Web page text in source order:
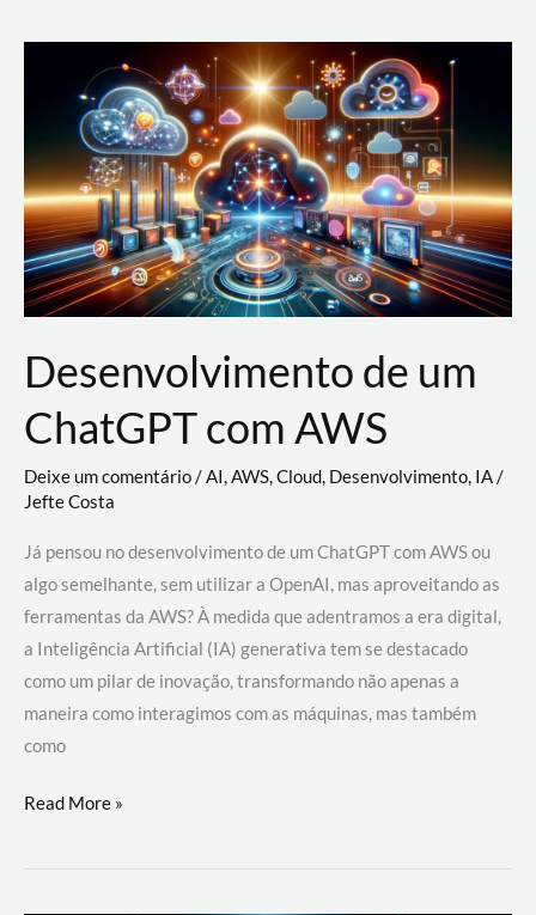
Nuvem:
Google
Cloud,
AWS
e
Azure
Desenvolvimento de um
ChatGPT com AWS
Deixe um comentário/AI,AWS,Cloud, Desenvolvimento, IA/
Jefte Costa
Já pensou no desenvolvimento de um ChatGPT com AWS ou
algo semelhante, sem utilizar a OpenAI, mas aproveitando as
ferramentas da AWS? À medida que adentramos a era digital,
a Inteligência Artificial (IA) generativa tem se destacado
como um pilar de inovação, transformando não apenas a
maneira como interagimos com as máquinas, mas também
como
Desenvolvimento
um
Read More »